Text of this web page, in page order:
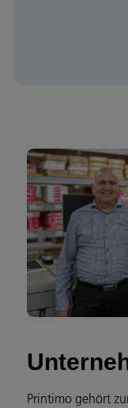
Printimo gehört